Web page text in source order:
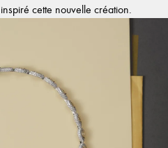
cette nouvelle création.